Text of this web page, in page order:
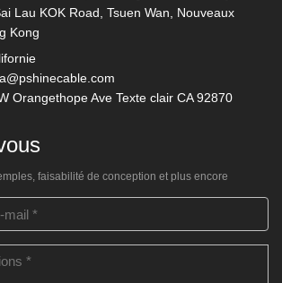
Lau KOK Road, Tsuen Wan, Nouveaux
Kong
Orangethope Ave Texte clair CA 92870
faisabilité de conception et plus encore